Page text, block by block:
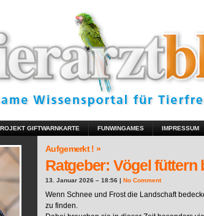
GIFTWARNKARTE FUNWINGAMES IMPRESSUM
Aufgemerkt ! »
Ratgeber: Vögel füttern
13. Januar 2026 – 18:56 | No Comment
Wenn Schnee und Frost die Landschaft
zu finden.